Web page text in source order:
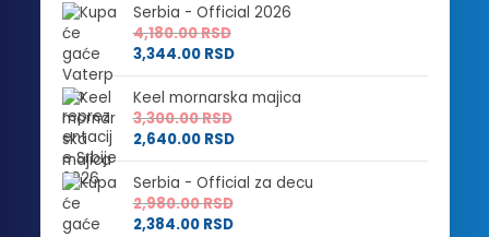
Serbia - Official 2026
4,180.00RSD
3,344.00 RSD
Keel mornarska majica
3,300.00RSD
2,640.00 RSD
Serbia - Official za decu
2,980.00RSD
2,384.00 RSD